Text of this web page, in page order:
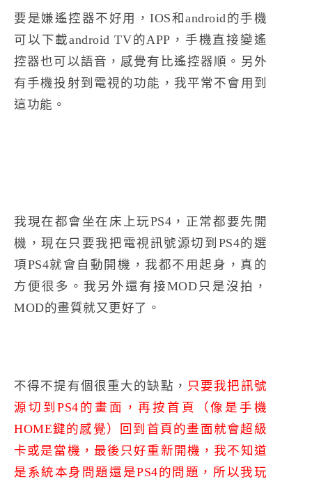
要是嫌遙控器不好用，IOS和android的手機
可以下載android TV的APP，手機直接變遙
控器也可以語音，感覺有比遙控器順。另外
有手機投射到電視的功能，我平常不會用到
這功能。
我現在都會坐在床上玩PS4，正常都要先開
機，現在只要我把電視訊號源切到PS4的選
項PS4就會自動開機，我都不用起身，真的
方便很多。我另外還有接MOD只是沒拍，
MOD的畫質就又更好了。
不得不提有個很重大的缺點， 只要我把訊號
源切到PS4的畫面，再按首頁（像是手機
HOME鍵的感覺）回到首頁的畫面就會超級
卡或是當機，最後只好重新開機，我不知道
是系統本身問題還是PS4的問題，所以我玩